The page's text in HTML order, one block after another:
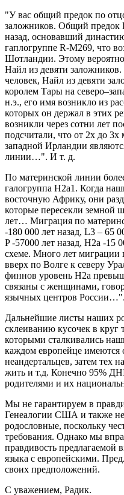
У вас общий предок по
заложников. Общий предок
назад, основавший
гаплогруппе R-M269, что
Шотландии. Этому
Найл из девяти
человек, Найл из девяти
королем Тары на
н.э., его имя возникло из
которых он держал в этих
возникли через сотни лет
подсчитали, что от 2х до
западной Ирландии
линии… . И т. д.
По материнской линии
галогруппа Н2а1. Когда
восточную Африку, они
которые пересекли земной
лет… Миграция по
-180 000 лет назад, L3 – 65
P -57000 лет назад, Н2а -15
схеме. Много лет миграции
вверх по Волге к северу
финнов уровень Н2а
связаны с женщинами,
язычных центров России… .
Дальнейшие листы наших
склеиванию кусочек в круг
которыми сталкивались
каждом европейце
неандертальцев, затем тех
жить и т.д. Конечно 95%
родителями и их
Мы не гарантируем в
Генеалогии США и также
родословные, поскольку
требования. Однако мы
правдивость
языка с европейскими.
своих предположений.
С уважением, Радик.